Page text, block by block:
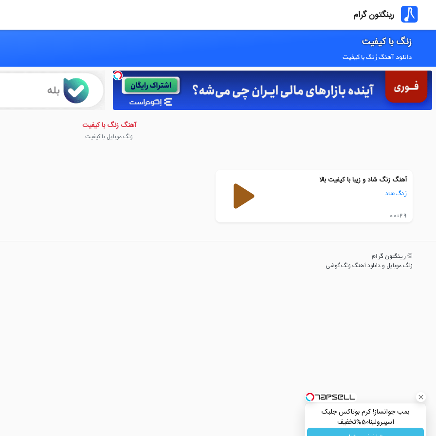
رینگتون گرام
زنگ با کیفیت
دانلود آهنگ زنگ با کیفیت
بمب جوانساز! کرم بوتاکس جلبک
اسپیرولینا50%تخفیف
آهنگ زنگ با کیفیت
زنگ موبایل با کیفیت
آهنگ زنگ شاد و زیبا با کیفیت بالا
زنگ شاد
00:29
© رینگتون گرام
زنگ موبایل و دانلود آهنگ زنگ گوشی